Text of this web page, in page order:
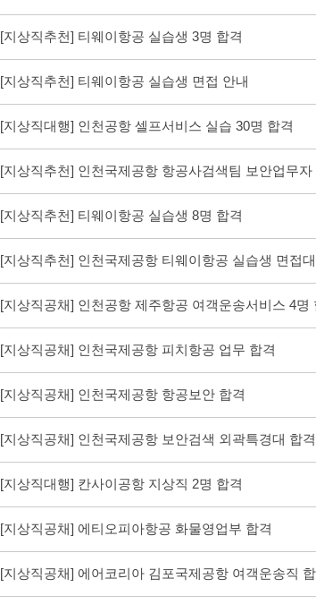
[지상직추천] 티웨이항공 실습생 3명 합격
[지상직추천] 티웨이항공 실습생 면접 안내
[지상직대행] 인천공항 셀프서비스 실습 30명 합격
[지상직추천] 인천국제공항 항공사검색팀 보안업무
[지상직추천] 티웨이항공 실습생 8명 합격
[지상직추천] 인천국제공항 티웨이항공 실습생 면접
[지상직공채] 인천공항 제주항공 여객운송서비스 4
[지상직공채] 인천국제공항 피치항공 업무 합격
[지상직공채] 인천국제공항 항공보안 합격
[지상직공채] 인천국제공항 보안검색 외곽특경대 합
[지상직대행] 칸사이공항 지상직 2명 합격
[지상직공채] 에티오피아항공 화물영업부 합격
[지상직공채] 에어코리아 김포국제공항 여객운송직